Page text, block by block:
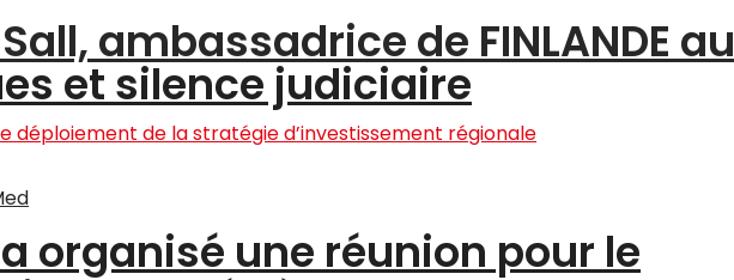
ambassadrice de FINLANDE au
et silence judiciaire
organisé une réunion pour le